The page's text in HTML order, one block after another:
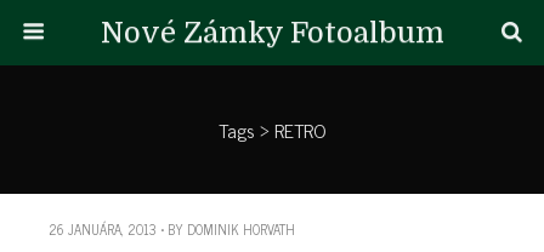
Nové Zámky Fotoalbum
Tags › RETRO
26 JANUÁRA, 2013 • BY DOMINIK HORVATH